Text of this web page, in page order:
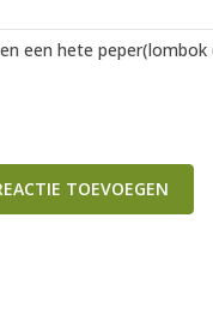
een hete
TOEVOEGEN